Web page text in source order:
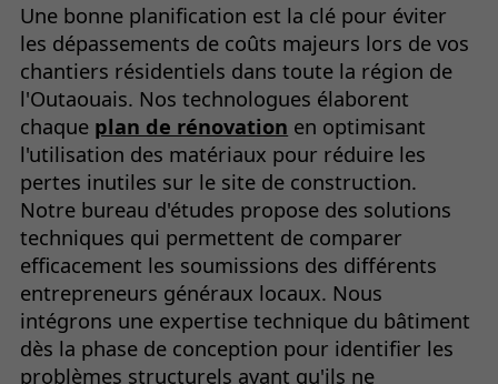
Une bonne planification est la clé pour éviter
les dépassements de coûts majeurs lors de vos
chantiers résidentiels dans toute la région de
l'Outaouais. Nos technologues élaborent
chaque plan de rénovation en optimisant
l'utilisation des matériaux pour réduire les
pertes inutiles sur le site de construction.
Notre bureau d'études propose des solutions
techniques qui permettent de comparer
efficacement les soumissions des différents
entrepreneurs généraux locaux. Nous
intégrons une expertise technique du bâtiment
dès la phase de conception pour identifier les
problèmes structurels avant qu'ils ne